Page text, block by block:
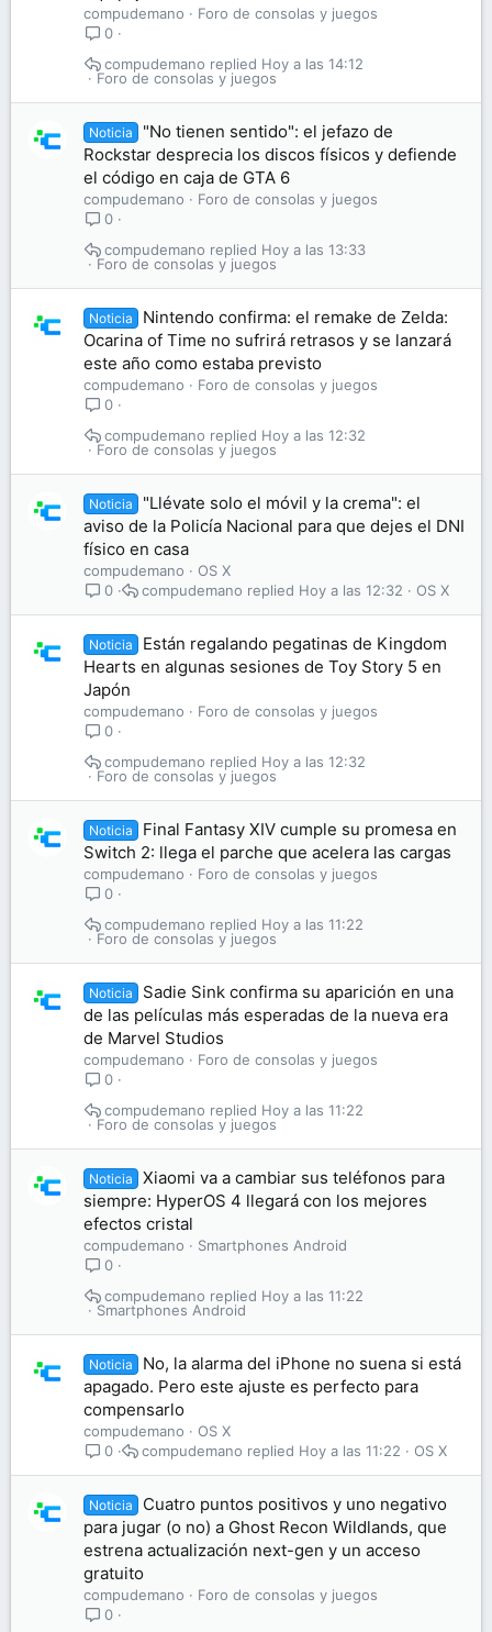
compudemano
Foro de consolas y juegos
0
Foro de consolas y juegos
Hoy a las 14:12
compudemano
Noticia
"No tienen sentido": el jefazo de
Rockstar desprecia los discos físicos y defiende
el código en caja de GTA 6
compudemano
Foro de consolas y juegos
0
Foro de consolas y juegos
Hoy a las 13:33
compudemano
Noticia
Nintendo confirma: el remake de Zelda:
Ocarina of Time no sufrirá retrasos y se lanzará
este año como estaba previsto
compudemano
Foro de consolas y juegos
0
Foro de consolas y juegos
Hoy a las 12:32
compudemano
Noticia
"Llévate solo el móvil y la crema": el
aviso de la Policía Nacional para que dejes el DNI
físico en casa
compudemano
OS X
0
OS X
Hoy a las 12:32
compudemano
Noticia
Están regalando pegatinas de Kingdom
Hearts en algunas sesiones de Toy Story 5 en
Japón
compudemano
Foro de consolas y juegos
0
Foro de consolas y juegos
Hoy a las 12:32
compudemano
Noticia
Final Fantasy XIV cumple su promesa en
Switch 2: llega el parche que acelera las cargas
compudemano
Foro de consolas y juegos
0
Foro de consolas y juegos
Hoy a las 11:22
compudemano
Noticia
Sadie Sink confirma su aparición en una
de las películas más esperadas de la nueva era
de Marvel Studios
compudemano
Foro de consolas y juegos
0
Foro de consolas y juegos
Hoy a las 11:22
compudemano
Noticia
Xiaomi va a cambiar sus teléfonos para
siempre: HyperOS 4 llegará con los mejores
efectos cristal
compudemano
Smartphones Android
0
Smartphones Android
Hoy a las 11:22
compudemano
Noticia
No, la alarma del iPhone no suena si está
apagado. Pero este ajuste es perfecto para
compensarlo
compudemano
OS X
0
OS X
Hoy a las 11:22
compudemano
Noticia
Cuatro puntos positivos y uno negativo
para jugar (o no) a Ghost Recon Wildlands, que
estrena actualización next-gen y un acceso
gratuito
compudemano
Foro de consolas y juegos
0